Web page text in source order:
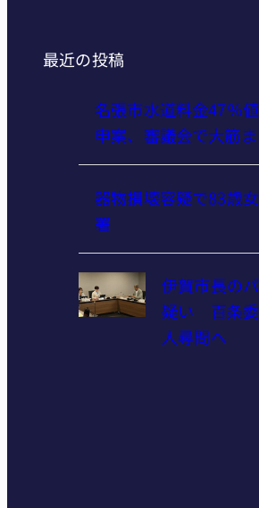
最近の投稿
名張市水道料金47％
申案、審議会で大筋
器物損壊容疑で83歳
署
伊賀市長の
疑い 百条
人尋問へ